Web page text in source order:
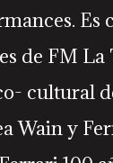
Es
de FM
cultural
Wain y